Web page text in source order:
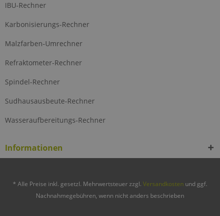
IBU-Rechner
Karbonisierungs-Rechner
Malzfarben-Umrechner
Refraktometer-Rechner
Spindel-Rechner
Sudhausausbeute-Rechner
Wasseraufbereitungs-Rechner
Informationen
* Alle Preise inkl. gesetzl. Mehrwertsteuer zzgl. Versandkosten und ggf.
Nachnahmegebühren, wenn nicht anders beschrieben